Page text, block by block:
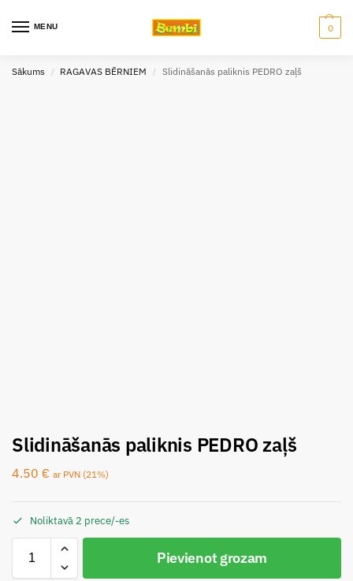
MENU 0
Sākums / RAGAVAS BĒRNIEM / Slidināšanās paliknis PEDRO zaļš
Slidināšanās paliknis PEDRO zaļš
4.50 € ar PVN (21%)
Noliktavā 2 prece/-es
Pievienot grozam